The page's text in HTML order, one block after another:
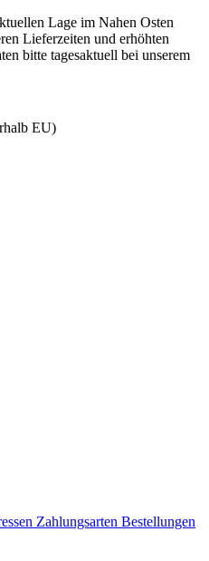
Lage im Nahen Osten
Lieferzeiten und erhöhten
bitte tagesaktuell bei unserem
EU)
Zahlungsarten Bestellungen